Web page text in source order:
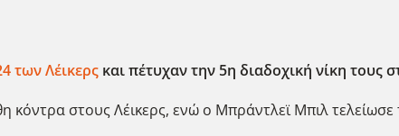
των Λέικερς και πέτυχαν την 5η διαδοχική νίκη τους
στους Λέικερς, ενώ ο Μπράντλεϊ Μπιλ